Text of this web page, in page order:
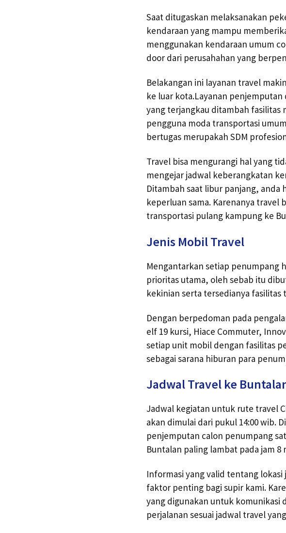
Saat ditugaskan melaksanakan
kendaraan yang mampu
menggunakan kendaraan umum
door dari perusahahan yang
Belakangan ini layanan travel
ke luar kota.Layanan
yang terjangkau ditambah fasilitas
pengguna moda transportasi
bertugas merupakah SDM
Travel bisa mengurangi hal yang
mengejar jadwal keberangkatan
Ditambah saat libur panjang, anda
keperluan sama. Karenanya travel
transportasi pulang kampung ke
Jenis Mobil Travel
Mengantarkan setiap penumpang
prioritas utama, oleh sebab itu
kekinian serta tersedianya
Dengan berpedoman pada
elf 19 kursi, Hiace Commuter,
setiap unit mobil dengan fasilitas
sebagai sarana hiburan para
Jadwal Travel ke
Jadwal kegiatan untuk rute travel
akan dimulai dari pukul 14:00 wib.
penjemputan calon penumpang
Buntalan paling lambat pada jam 8
Informasi yang valid tentang
faktor penting bagi supir kami.
yang digunakan untuk komunikasi
perjalanan sesuai jadwal travel